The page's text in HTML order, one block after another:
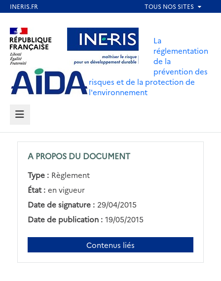
contenu
principal
Aller au contenu Aller au menu
Aller au pied de page
La
réglementation
de la
prévention des
risques et de la protection de
l'environnement
MENU
A PROPOS DU DOCUMENT
Type : Règlement
État : en vigueur
Date de signature : 29/04/2015
Date de publication : 19/05/2015
Contenus liés